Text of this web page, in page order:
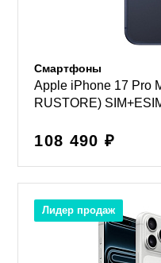
Смартфоны
Apple iPhone 17 Pro
RUSTORE)
108 490 ₽
Лидер продаж